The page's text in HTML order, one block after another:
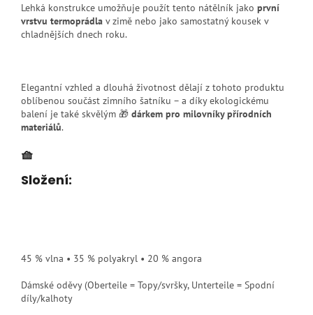
Lehká konstrukce umožňuje použít tento nátělník jako první
vrstvu termoprádla v zimě nebo jako samostatný kousek v
chladnějších dnech roku.
Elegantní vzhled a dlouhá životnost dělají z tohoto produktu
oblíbenou součást zimního šatníku – a díky ekologickému
balení je také skvělým 🎁 dárkem pro milovníky přírodních
materiálů.
🧺
Složení:
45 % vlna • 35 % polyakryl • 20 % angora
Dámské oděvy (Oberteile = Topy/svršky, Unterteile = Spodní
díly/kalhoty